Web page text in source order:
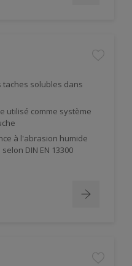
taches solubles dans
utilisé comme système
à l'abrasion humide
DIN EN 13300